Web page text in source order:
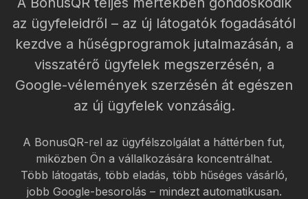
az ügyfeleidről – az új látogatók fogadásától
kezdve a hűségprogramok jutalmazásán, a
visszatérő ügyfelek megszerzésén, a
Google-vélemények szerzésén át egészen
az új ügyfelek vonzásáig.
A BonusQR-rel az ügyfélszolgálat a háttérben fut,
miközben Ön a vállalkozására koncentrálhat.
Több látogatás, több eladás, több hűséges vásárló,
jobb Google-besorolás – mindezt automatikusan.